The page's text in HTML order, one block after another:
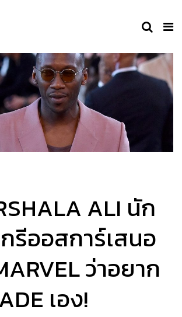
ALI นัก
รีออสการ์เสนอ
ว่าอยาก
เอง!